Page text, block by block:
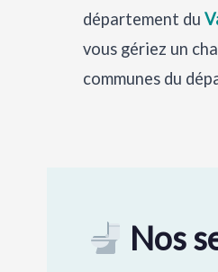
département du
vous gériez un
communes du
Nos